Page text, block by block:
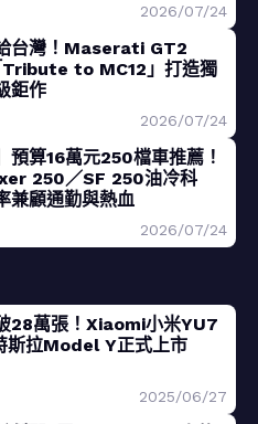
2026/07/24
台灣！Maserati GT2
to MC12」打造獨
鉅作
2026/07/24
預算16萬元250檔車推薦！
250／SF 250油冷科
兼顧通勤與熱血
2026/07/24
28萬張！Xiaomi小米YU7
斯拉Model Y正式上市
2025/06/27